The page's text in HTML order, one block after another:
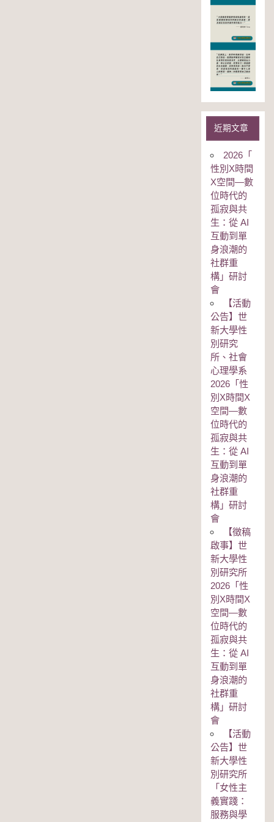
近期文章
2026「
性別Χ時間
Χ空間—數
位時代的
孤寂與共
生：從 AI
互動到單
身浪潮的
社群重
構」研討
會
【活動
公告】世
新大學性
別研究
所、社會
心理學系
2026「性
別Χ時間Χ
空間—數
位時代的
孤寂與共
生：從 AI
互動到單
身浪潮的
社群重
構」研討
會
【徵稿
啟事】世
新大學性
別研究所
2026「性
別Χ時間Χ
空間—數
位時代的
孤寂與共
生：從 AI
互動到單
身浪潮的
社群重
構」研討
會
【活動
公告】世
新大學性
別研究所
「女性主
義實踐：
服務與學